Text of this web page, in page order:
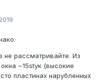
не рассматривайте. Из
~15stук (высокие
пластинах нарубленных